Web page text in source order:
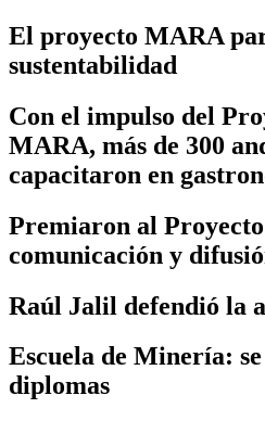
El proyecto MARA
sustentabilidad
Con el impulso del
MARA, más de 300
capacitaron en
Premiaron al
comunicación y
Raúl Jalil defendió la
Escuela de Minería:
diplomas